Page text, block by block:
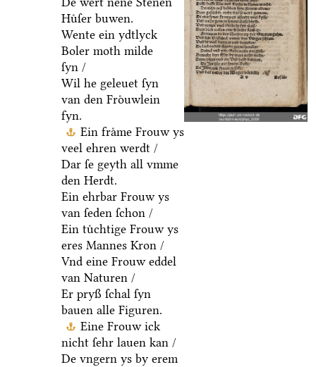
Huͤſer buwen.
Wente ein ydtlyck
Boler moth milde
ſyn /
Wil he geleuet ſyn
van den Froͤuwlein
fyn.
Ein fraͤme Frouw ys
veel ehren werdt /
Dar ſe geyth all vmme
den Herdt.
Ein ehrbar Frouw ys
van ſeden ſchon /
Ein tuͤchtige Frouw ys
eres Mannes Kron /
Vnd eine Frouw eddel
van Naturen /
Er pryß ſchal ſyn
bauen alle Figuren.
Eine Frouw ick
nicht ſehr lauen kan /
De vngern ys by erem